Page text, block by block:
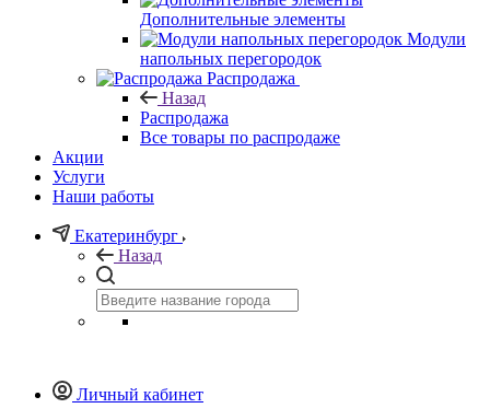
Дополнительные элементы
Модули
напольных перегородок
Распродажа
Назад
Распродажа
Все товары по распродаже
Акции
Услуги
Наши работы
Екатеринбург
Назад
Личный кабинет